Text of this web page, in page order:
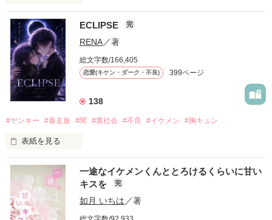
「好きだったから、別れを選んだ。」
モテる人を好きになるのが怖かった。
だから私は、中学時代に大好きだった彼を自分から振った。
もう会うことはないと思っていたのに、
高校生になって再会した彼は、隣の学校で”王子様”と呼ばれる
他の女の子には冷たいのに
私にだけ昔と変わらない笑顔を向けてくる。
「澪ちゃん。」
それは止まっていた恋が再び動き始める合図──。
ECLIPSE 完
RENA／著
総文字数/166,405
恋愛(キケン・ダーク・不良) 399ページ
138
#ヤンキー #暴走族 #闇 #裏社会 #不良 #イケメン #胸キュン
表紙を見る
表紙画像はAIです
作品を読む
一途なイケメンくんととろけるくらいに甘い
キスを
完
如月 いちは ／著